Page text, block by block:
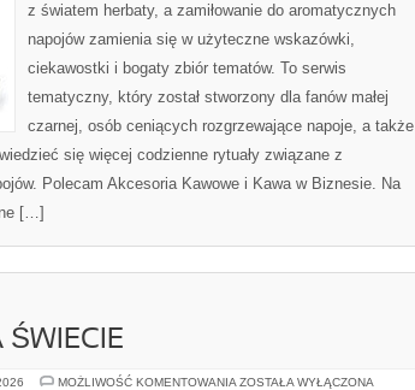
z światem herbaty, a zamiłowanie do aromatycznych
napojów zamienia się w użyteczne wskazówki,
ciekawostki i bogaty zbiór tematów. To serwis
tematyczny, który został stworzony dla fanów małej
czarnej, osób ceniących rozgrzewające napoje, a także
się więcej codzienne rytuały związane z
Polecam Akcesoria Kawowe i Kawa w Biznesie. Na
[…]
ŚWIECIE
MOŻLIWOŚĆ KOMENTOWANIA RESTAURACJE
ZOSTAŁA WYŁĄCZONA